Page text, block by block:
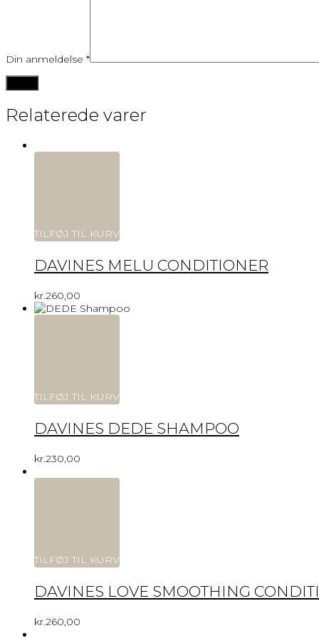
Din anmeldelse *
Relaterede varer
TILFØJ TIL KURV
DAVINES MELU CONDITIONER
kr.260,00
TILFØJ TIL KURV
DAVINES DEDE SHAMPOO
kr.230,00
TILFØJ TIL KURV
DAVINES LOVE SMOOTHING
kr.260,00